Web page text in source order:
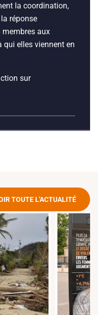
la coordination,
réponse
membres aux
qui elles viennent en
sur
TOUTE L'ACTUALITÉ